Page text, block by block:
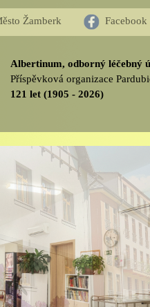
Žamberk Facebook
Albertinum, odborný léčebný
Příspěvková organizace
121 let (1905 - 2026)